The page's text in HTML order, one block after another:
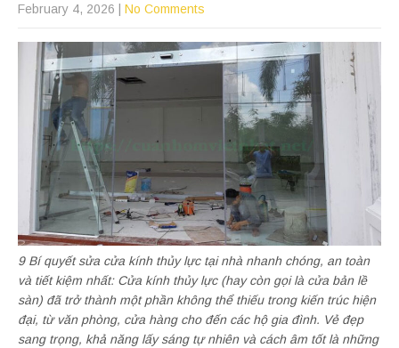
February 4, 2026 | No Comments
9 Bí quyết sửa cửa kính thủy lực tại nhà nhanh chóng, an toàn
và tiết kiệm nhất: Cửa kính thủy lực (hay còn gọi là cửa bản lề
sàn) đã trở thành một phần không thể thiếu trong kiến trúc hiện
đại, từ văn phòng, cửa hàng cho đến các hộ gia đình. Vẻ đẹp
sang trọng, khả năng lấy sáng tự nhiên và cách âm tốt là những